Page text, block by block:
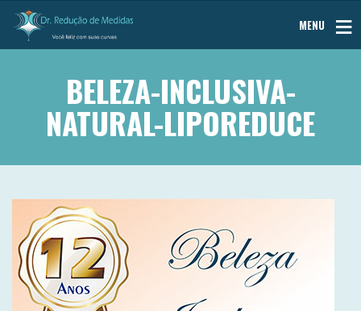
MENU
BELEZA-INCLUSIVA-
NATURAL-LIPOREDUCE